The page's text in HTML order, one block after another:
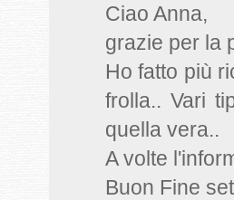
Ciao Anna,
grazie per la
Ho fatto più
frolla.. Vari
quella vera..
A volte
Buon Fine